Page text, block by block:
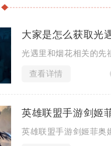
查看详情